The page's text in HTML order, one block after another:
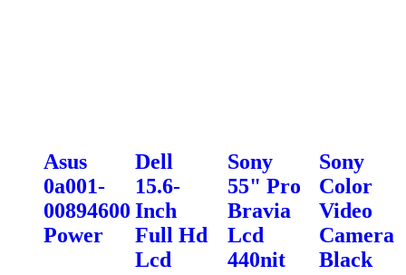
Asus
0a001-
00894600
Power
Dell
15.6-
Inch
Full Hd
Lcd
Sony
55" Pro
Bravia
Lcd
440nit
Sony
Color
Video
Camera
Black